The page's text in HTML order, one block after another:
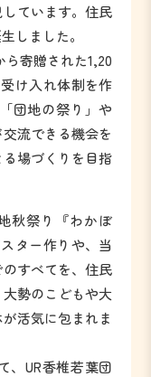
ています。住民
しました。
ら寄贈された1,20
け入れ体制を作
団地の祭り」や
流できる機会を
場づくりを目指
秋祭り『わかぼ
ター作りや、当
すべてを、住民
勢のこどもや大
活気に包まれま
、UR香椎若葉団